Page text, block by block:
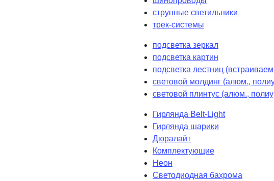
струнные светильники
трек-системы
подсветка зеркал
подсветка картин
подсветка лестниц
световой молдинг (алюм.,
световой плинтус (алюм.,
Гирлянда Belt-Light
Гирлянда шарики
Дюралайт
Комплектующие
Неон
Светодиодная бахрома